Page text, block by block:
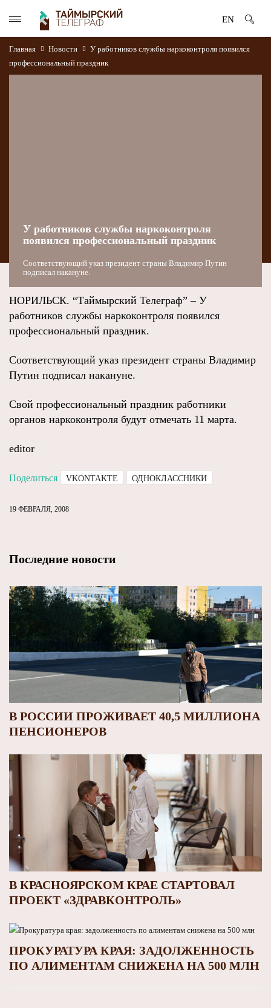
EN
Главная Новости
У работников службы наркоконтроля появился
профессиональный праздник
У работников службы наркоконтроля
появился профессиональный праздник
Соответствующий указ президент страны Владимир Путин
подписал накануне.
НОРИЛЬСК. “Таймырский Телеграф” – У
работников службы наркоконтроля появился
профессиональный праздник.
Соответствующий указ президент страны Владимир
Путин подписал накануне.
Свой профессиональный праздник работники
органов наркоконтроля будут отмечать 11 марта.
editor
Поделиться VKONTAKTE ОДНОКЛАССНИКИ
19 ФЕВРАЛЯ, 2008
Последние новости
В РОССИИ ПРОЖИВАЕТ 40,5 МИЛЛИОНА
ПЕНСИОНЕРОВ
В КРАСНОЯРСКОМ КРАЕ СТАРТОВАЛ
ПРОЕКТ «ЗДРАВКОНТРОЛЬ»
ПРОКУРАТУРА КРАЯ: ЗАДОЛЖЕННОСТЬ
ПО АЛИМЕНТАМ СНИЖЕНА НА 500 МЛН